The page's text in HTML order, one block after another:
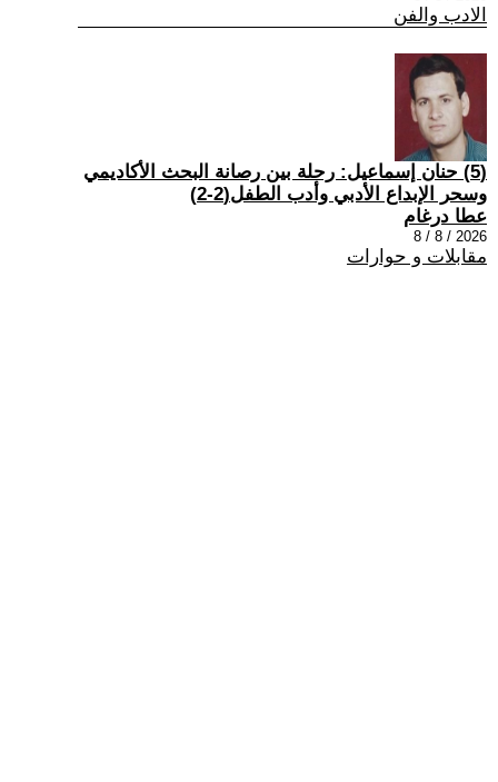
الادب والفن
(5) حنان إسماعيل: رحلة بين رصانة البحث الأكاديمي
وسحر الإبداع الأدبي وأدب الطفل(2-2)
عطا درغام
2026 / 8 / 8
مقابلات و حوارات